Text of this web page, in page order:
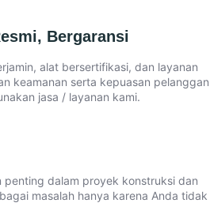
Bergaransi
alat bersertifikasi, dan layanan
keamanan serta kepuasan pelanggan
jasa / layanan kami.
penting dalam proyek konstruksi dan
masalah hanya karena Anda tidak